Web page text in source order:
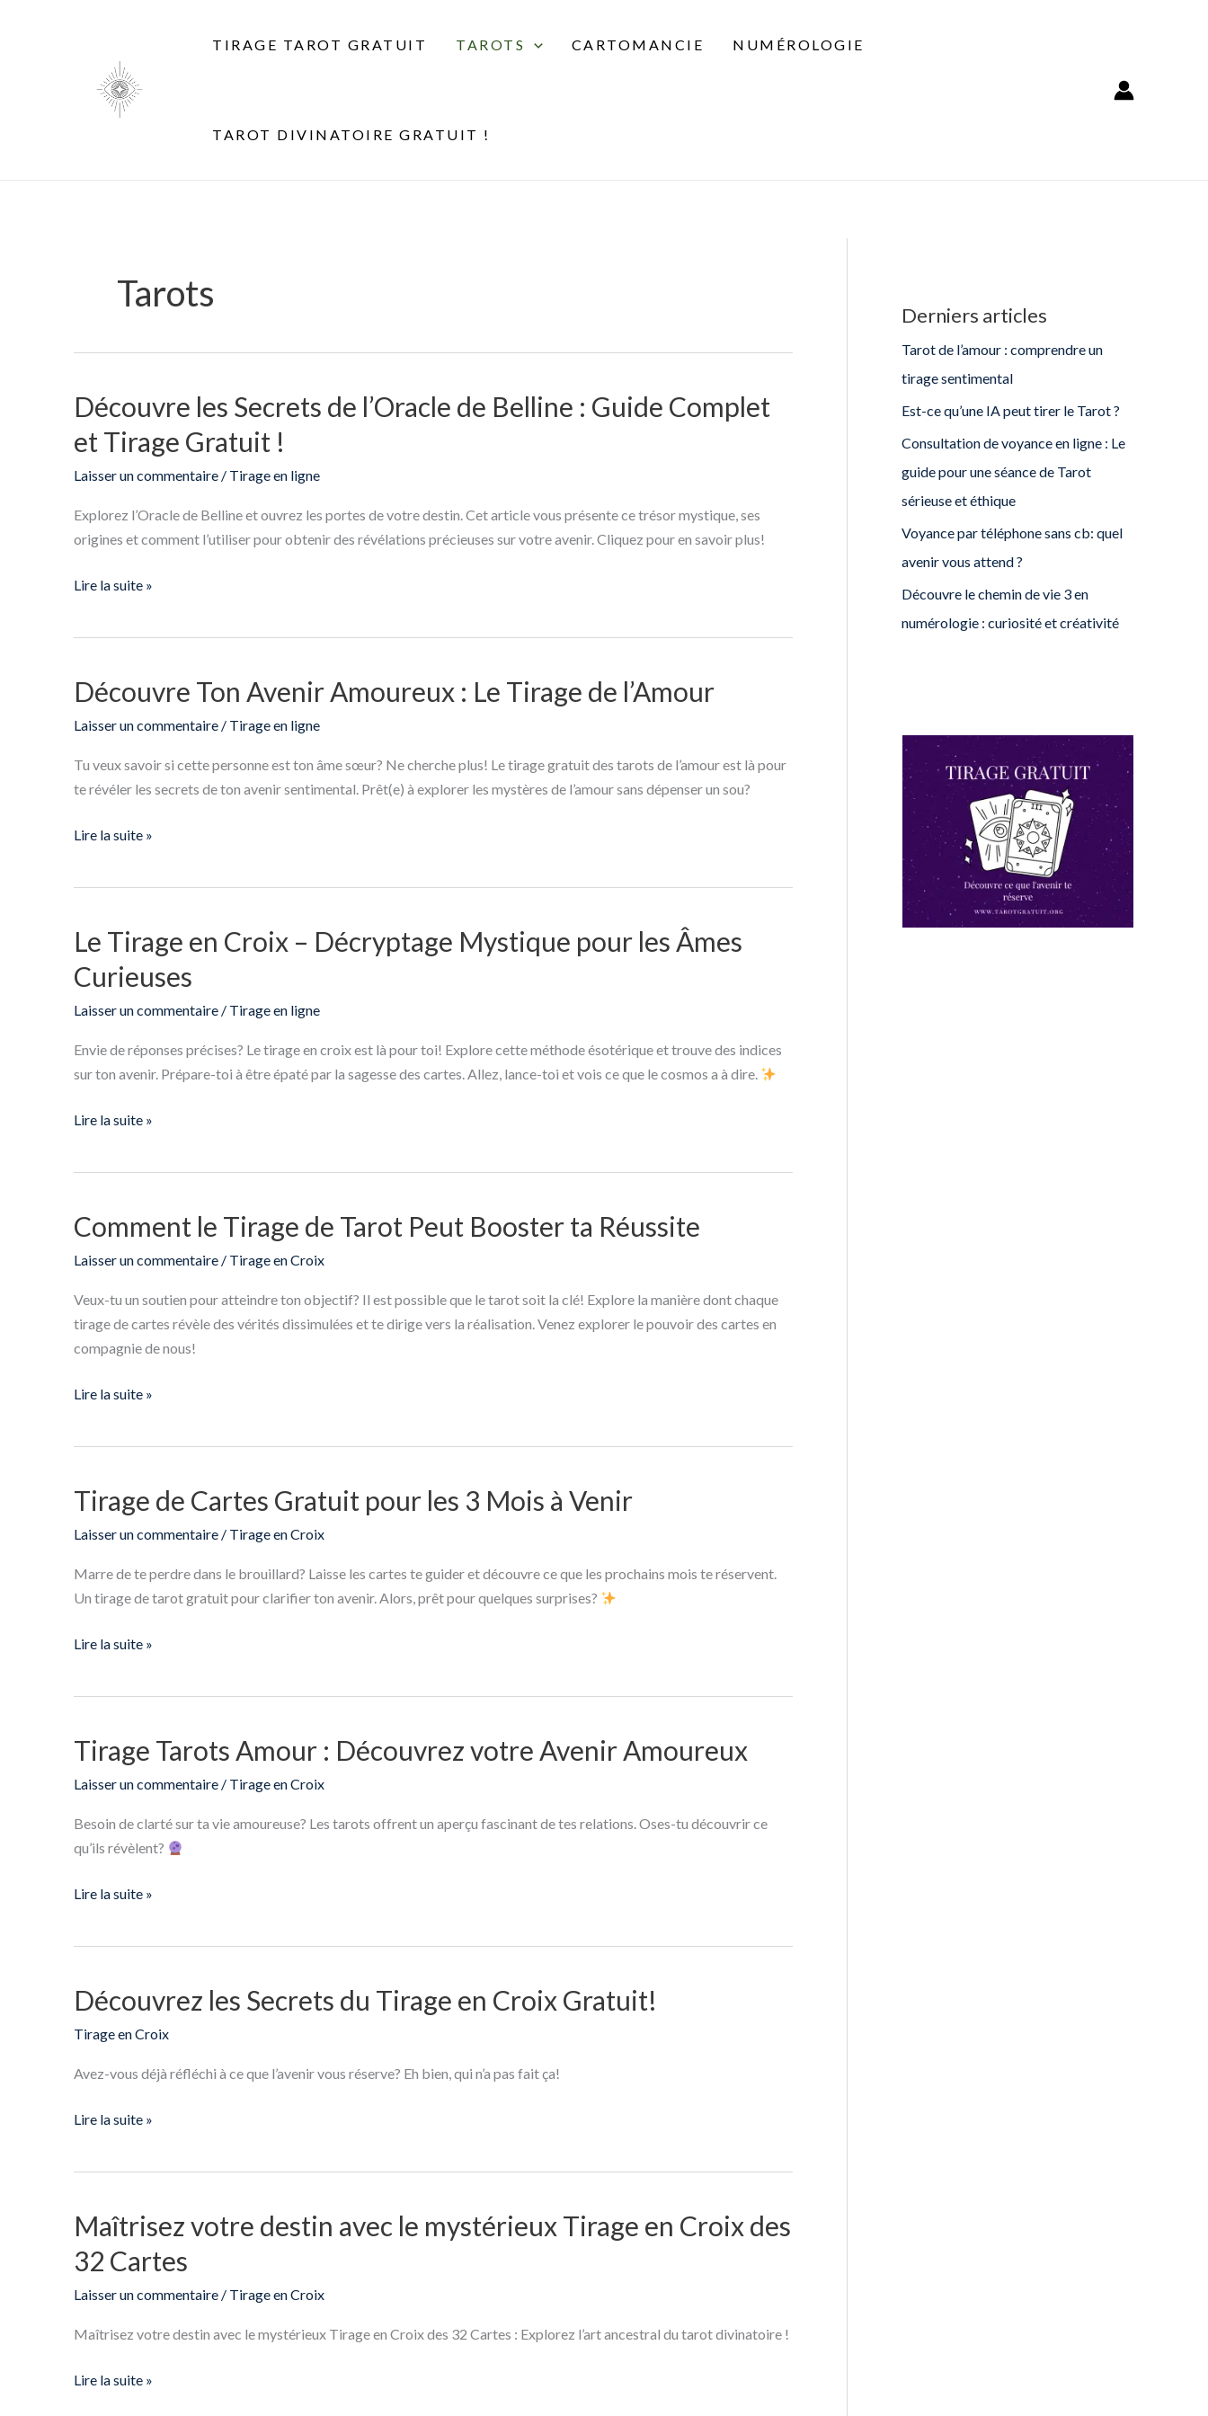
TIRAGE TAROT GRATUIT TAROTS CARTOMANCIE NUMÉROLOGIE
TAROT DIVINATOIRE GRATUIT !
Tarots
Découvre les Secrets de l’Oracle de Belline : Guide Complet
et Tirage Gratuit !
Laisser un commentaire / Tirage en ligne
Explorez l’Oracle de Belline et ouvrez les portes de votre destin. Cet article vous présente ce trésor mystique, ses
origines et comment l’utiliser pour obtenir des révélations précieuses sur votre avenir. Cliquez pour en savoir plus!
Découvre
Secrets
de
de
Belline
Guide
et
Gratuit
Lire la suite »
Découvre Ton Avenir Amoureux : Le Tirage de l’Amour
Laisser un commentaire / Tirage en ligne
Tu veux savoir si cette personne est ton âme sœur? Ne cherche plus! Le tirage gratuit des tarots de l’amour est là pour
te révéler les secrets de ton avenir sentimental. Prêt(e) à explorer les mystères de l’amour sans dépenser un sou?
Découvre
Avenir
Amoureux
:
Tirage
Lire la suite »
Le Tirage en Croix – Décryptage Mystique pour les Âmes
Curieuses
Laisser un commentaire / Tirage en ligne
Envie de réponses précises? Le tirage en croix est là pour toi! Explore cette méthode ésotérique et trouve des indices
sur ton avenir. Prépare-toi à être épaté par la sagesse des cartes. Allez, lance-toi et vois ce que le cosmos a à dire.
Le
en
Croix
Décryptage
Mystique
les
Curieuses
Lire la suite »
Comment le Tirage de Tarot Peut Booster ta Réussite
Laisser un commentaire / Tirage en Croix
Veux-tu un soutien pour atteindre ton objectif? Il est possible que le tarot soit la clé! Explore la manière dont chaque
tirage de cartes révèle des vérités dissimulées et te dirige vers la réalisation. Venez explorer le pouvoir des cartes en
compagnie de nous!
Comment
Tirage
de
Tarot
ta
Lire la suite »
Tirage de Cartes Gratuit pour les 3 Mois à Venir
Laisser un commentaire / Tirage en Croix
Marre de te perdre dans le brouillard? Laisse les cartes te guider et découvre ce que les prochains mois te réservent.
Un tirage de tarot gratuit pour clarifier ton avenir. Alors, prêt pour quelques surprises?
Tirage
Cartes
Gratuit
pour
3Lire la suite »
Tirage Tarots Amour : Découvrez votre Avenir Amoureux
Laisser un commentaire / Tirage en Croix
Besoin de clarté sur ta vie amoureuse? Les tarots offrent un aperçu fascinant de tes relations. Oses-tu découvrir ce
qu’ils révèlent?
Tirage
Amour
:
Découvrez
Avenir
Lire la suite »
Découvrez les Secrets du Tirage en Croix Gratuit!
Tirage en Croix
Avez-vous déjà réfléchi à ce que l’avenir vous réserve? Eh bien, qui n’a pas fait ça!
Découvrez
Secrets
du
en
Lire la suite »
Maîtrisez votre destin avec le mystérieux Tirage en Croix des
32 Cartes
Laisser un commentaire / Tirage en Croix
Maîtrisez votre destin avec le mystérieux Tirage en Croix des 32 Cartes : Explorez l’art ancestral du tarot divinatoire !
Maîtrisez
destin
avec
mystérieux
en
Lire la suite »
Derniers articles
Tarot de l’amour : comprendre un
tirage sentimental
Est-ce qu’une IA peut tirer le Tarot ?
Consultation de voyance en ligne : Le
guide pour une séance de Tarot
sérieuse et éthique
Voyance par téléphone sans cb: quel
avenir vous attend ?
Découvre le chemin de vie 3 en
numérologie : curiosité et créativité